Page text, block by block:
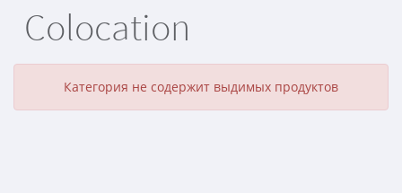
Colocation
Категория не содержит выдимых продуктов